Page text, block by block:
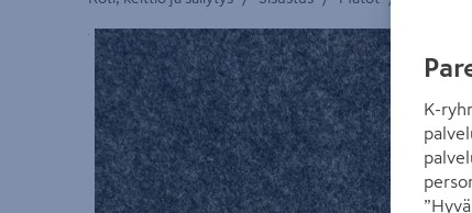
Yksityiskohtainen kuvaus löytyy Tuotteen kuvaus
K-